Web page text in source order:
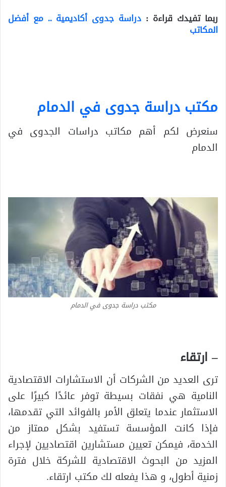
ربما تفيدك قراءة : دراسة جدوى أكاديمية .. مع أفضل
المكاتب
مكتب دراسة جدوى في الدمام
سنعرض لكم أهم مكاتب دراسات الجدوى في
الدمام
مكتب دراسة جدوى في الدمام
– ارتقاء
ترى العديد من الشركات أن الاستشارات الاقتصادية
النامية هي نفقات بسيطة توفر عائدًا كبيرًا على
الاستثمار عندما يتعلق الأمر بالفوائد التي تقدمها،
فإذا كانت المؤسسة تستفيد بشكل ممتاز من
الخدمة، فيمكن تعيين مستشارين اقتصاديين لإجراء
المزيد من البحوث الاقتصادية للشركة خلال فترة
زمنية أطول، و هذا يفعله لك مكتب ارتقاء.